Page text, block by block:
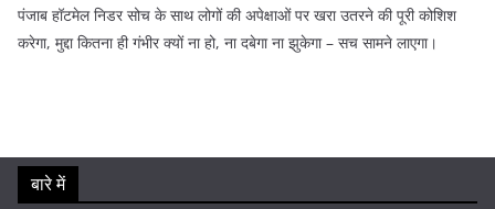
पंजाब हॉटमेल निडर सोच के साथ लोगों की अपेक्षाओं पर खरा उतरने की पूरी कोशिश
करेगा, मुद्दा कितना ही गंभीर क्यों ना हो, ना दबेगा ना झुकेगा – सच सामने लाएगा।
बारे में